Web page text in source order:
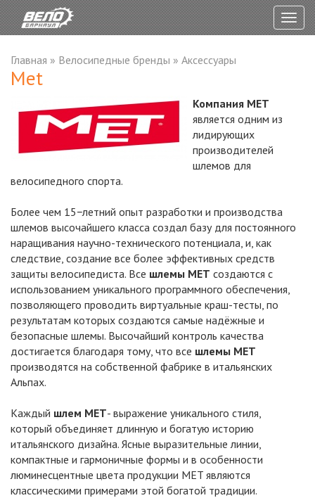
Главная » Велосипедные бренды » Аксессуары
Met
Компания MET
является одним из
лидирующих
производителей
шлемов для
велосипедного спорта.
Более чем 15−летний опыт разработки и производства
шлемов высочайшего класса создал базу для постоянного
наращивания научно-технического потенциала, и, как
следствие, создание все более эффективных средств
защиты велосипедиста. Все шлемы MET создаются с
использованием уникального программного обеспечения,
позволяющего проводить виртуальные краш-тесты, по
результатам которых создаются самые надёжные и
безопасные шлемы. Высочайший контроль качества
достигается благодаря тому, что все шлемы MET
производятся на собственной фабрике в итальянских
Альпах.
Каждый шлем MET- выражение уникального стиля,
который объединяет длинную и богатую историю
итальянского дизайна. Ясные выразительные линии,
компактные и гармоничные формы и в особенности
люминесцентные цвета продукции MET являются
классическими примерами этой богатой традиции.